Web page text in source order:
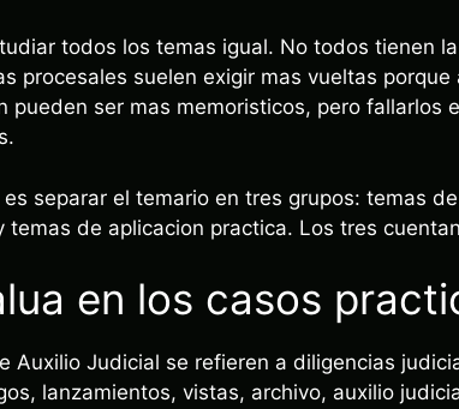
todos los temas igual. No todos tienen
procesales suelen exigir mas vueltas
pueden ser mas memoristicos, pero fallarlos
separar el temario en tres grupos: temas
temas de aplicacion practica. Los tres
en los casos
Auxilio Judicial se refieren a diligencias
lanzamientos, vistas, archivo, auxilio